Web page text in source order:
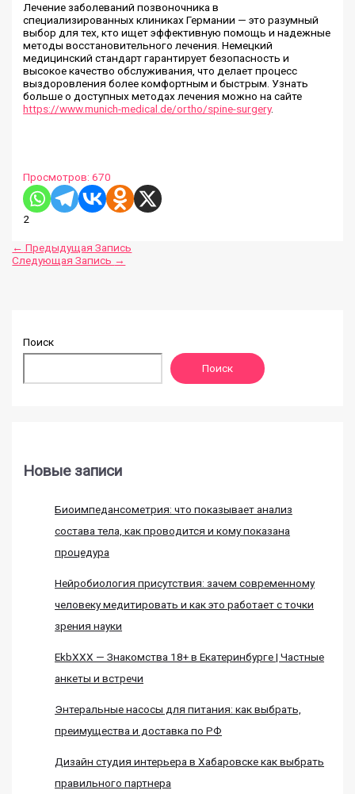
Лечение заболеваний позвоночника в
специализированных клиниках Германии — это разумный
выбор для тех, кто ищет эффективную помощь и надежные
методы восстановительного лечения. Немецкий
медицинский стандарт гарантирует безопасность и
высокое качество обслуживания, что делает процесс
выздоровления более комфортным и быстрым. Узнать
больше о доступных методах лечения можно на сайте
https://www.munich-medical.de/ortho/spine-surgery.
Просмотров: 670
2
← Предыдущая Запись
Следующая Запись →
Поиск
Поиск
Новые записи
Биоимпедансометрия: что показывает анализ
состава тела, как проводится и кому показана
процедура
Нейробиология присутствия: зачем современному
человеку медитировать и как это работает с точки
зрения науки
EkbXXX — Знакомства 18+ в Екатеринбурге | Частные
анкеты и встречи
Энтеральные насосы для питания: как выбрать,
преимущества и доставка по РФ
Дизайн студия интерьера в Хабаровске как выбрать
правильного партнера